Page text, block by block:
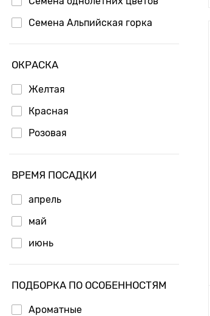
Семена Альпийская горка
ОКРАСКА
Желтая
Красная
Розовая
ВРЕМЯ ПОСАДКИ
апрель
май
июнь
ПОДБОРКА ПО ОСОБЕННОСТЯМ
Ароматные